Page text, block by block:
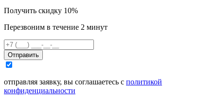
Получить скидку 10%
Перезвоним в течение 2 минут
Отправить
отправляя заявку, вы соглашаетесь с политикой
конфиденциальности